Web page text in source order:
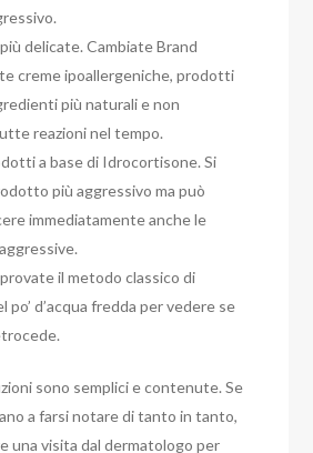
delicate. Cambiate Brand
creme ipoallergeniche, prodotti
più naturali e non
reazioni nel tempo.
a base di Idrocortisone. Si
più aggressivo ma può
immediatamente anche le
il metodo classico di
po’ d’acqua fredda per vedere se
sono semplici e contenute. Se
a farsi notare di tanto in tanto,
una visita dal dermatologo per